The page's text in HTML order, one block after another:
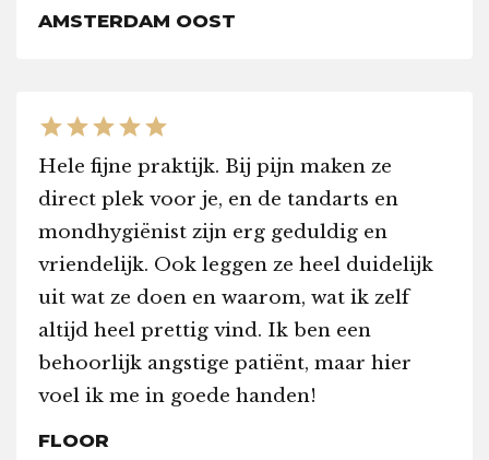
AMSTERDAM OOST
starstarstarstarstar
Hele fijne praktijk. Bij pijn maken ze
direct plek voor je, en de tandarts en
mondhygiënist zijn erg geduldig en
vriendelijk. Ook leggen ze heel duidelijk
uit wat ze doen en waarom, wat ik zelf
altijd heel prettig vind. Ik ben een
behoorlijk angstige patiënt, maar hier
voel ik me in goede handen!
FLOOR